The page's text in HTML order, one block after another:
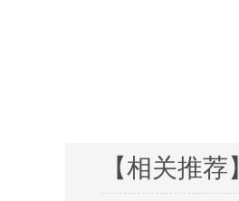
【相关推荐】